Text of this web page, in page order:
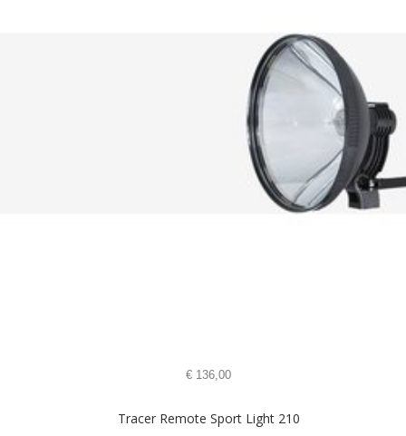
€ 136,00
Tracer Remote Sport Light 210